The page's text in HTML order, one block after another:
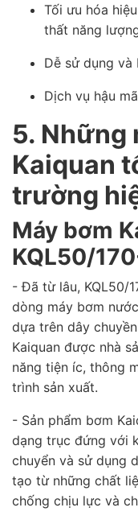
Tối ưu hóa
thất năng
Dễ sử dụng và
Dịch vụ hậu
5. Những
Kaiquan
trường
Máy bơm
KQL50/
- Đã từ lâu, KQL50/
dòng máy bơm
dựa trên dây
Kaiquan được nhà
năng tiện íc, thông
trình sản xuất.
- Sản phẩm bơm
dạng trục đứng với
chuyển và sử dụng
tạo từ những chất
chống chịu lực và